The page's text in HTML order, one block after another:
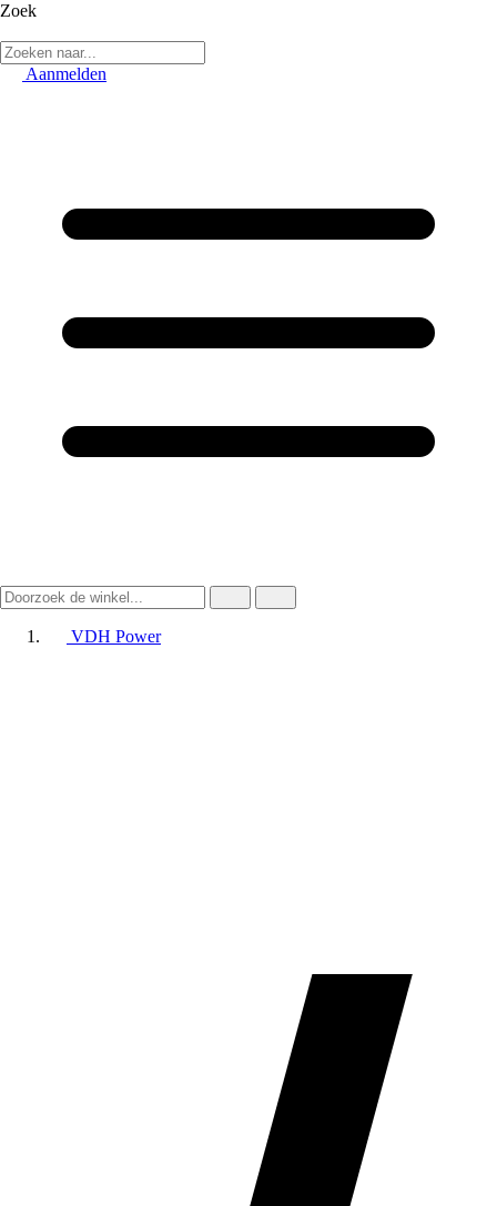
Zoek
Aanmelden
VDH Power